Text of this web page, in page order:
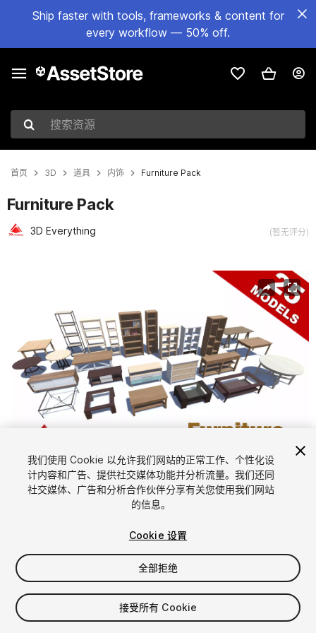
Ship faster with tools, frameworks & content for
every workflow — 50% off.
搜索资源
首页 3D 道具 内饰 Furniture Pack
Furniture Pack
3D Everything (暂无评分)
1/10
$15
增值税将在结算时计算
我们使用 Cookie 以允许我们网站的正常工作、个性化设
计内容和广告、提供社交媒体功能并分析流量。我们还同
社交媒体、广告和分析合作伙伴分享有关您使用我们网站
的信息。
Cookie 设置
全部拒绝
接受所有 Cookie